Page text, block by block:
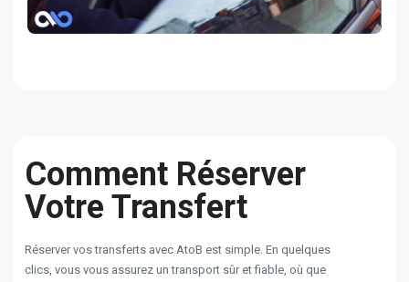
Comment Réserver
Votre Transfert
Réserver vos transferts avec AtoB est simple. En quelques
clics, vous vous assurez un transport sûr et fiable, où que